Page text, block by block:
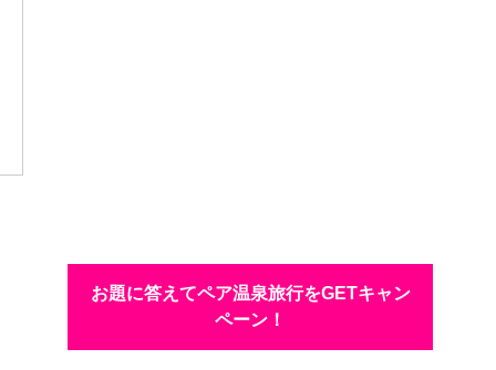
お題に答えてペア温泉旅行をGETキャン
ペーン！